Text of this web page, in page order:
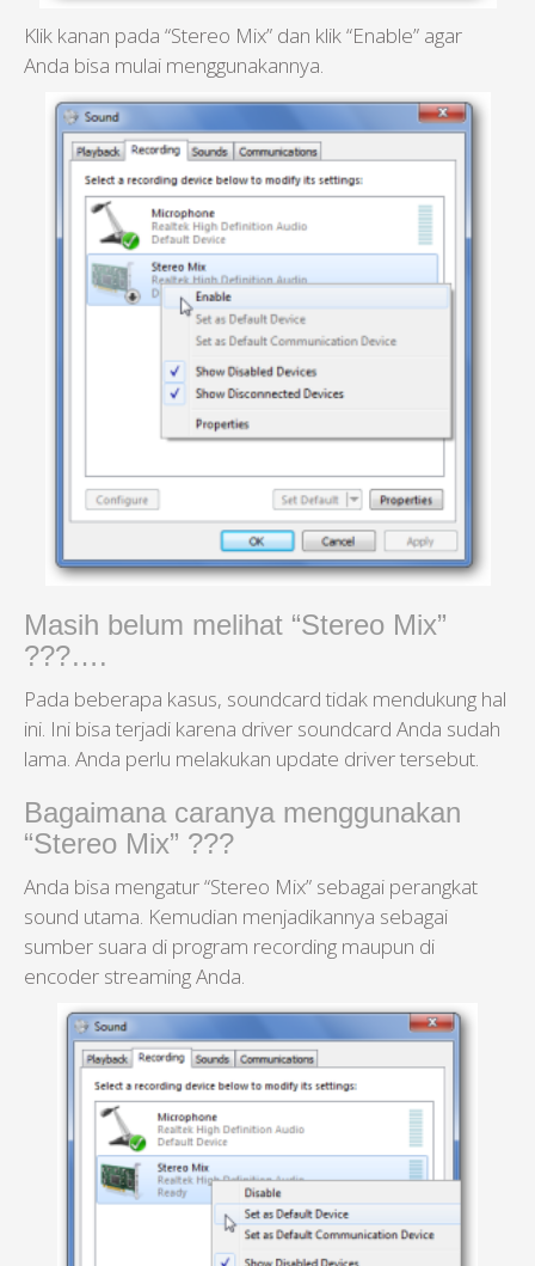
Klik kanan pada “Stereo Mix” dan klik “Enable” agar
Anda bisa mulai menggunakannya.
Masih belum melihat “Stereo Mix”
???….
Pada beberapa kasus, soundcard tidak mendukung hal
ini. Ini bisa terjadi karena driver soundcard Anda sudah
lama. Anda perlu melakukan update driver tersebut.
Bagaimana caranya menggunakan
“Stereo Mix” ???
Anda bisa mengatur “Stereo Mix” sebagai perangkat
sound utama. Kemudian menjadikannya sebagai
sumber suara di program recording maupun di
encoder streaming Anda.